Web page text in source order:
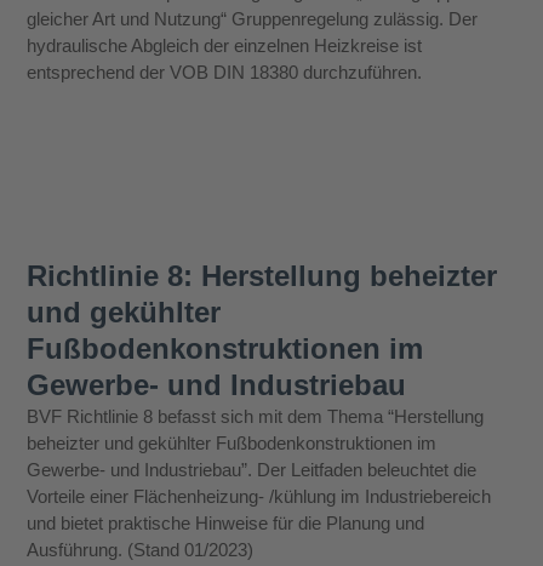
gleicher Art und Nutzung“ Gruppenregelung zulässig. Der
hydraulische Abgleich der einzelnen Heizkreise ist
entsprechend der VOB DIN 18380 durchzuführen.
Richtlinie 8: Herstellung beheizter
und gekühlter
Fußbodenkonstruktionen im
Gewerbe- und Industriebau
BVF Richtlinie 8 befasst sich mit dem Thema “Herstellung
beheizter und gekühlter Fußbodenkonstruktionen im
Gewerbe- und Industriebau”. Der Leitfaden beleuchtet die
Vorteile einer Flächenheizung- /kühlung im Industriebereich
und bietet praktische Hinweise für die Planung und
Ausführung. (Stand 01/2023)